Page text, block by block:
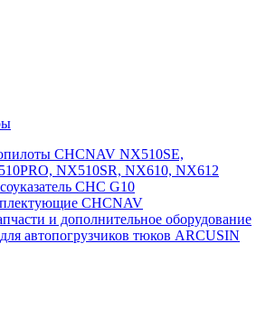
CHCNAV NX510SE,
NX510SR, NX610, NX612
CHC G10
CHCNAV
и дополнительное оборудование
автопогрузчиков тюков ARCUSIN